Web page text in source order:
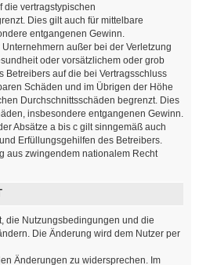
die vertragstypischen
Dies gilt auch für mittelbare
entgangenen Gewinn.
außer bei der Verletzung
oder vorsätzlichem oder grob
Betreibers auf die bei Vertragsschluss
Schäden und im Übrigen der Höhe
Durchschnittsschäden begrenzt. Dies
insbesondere entgangenen Gewinn.
Absätze a bis c gilt sinngemäß auch
Erfüllungsgehilfen des Betreibers.
aus zwingendem nationalem Recht
die Nutzungsbedingungen und die
Die Änderung wird dem Nutzer per
Änderungen zu widersprechen. Im